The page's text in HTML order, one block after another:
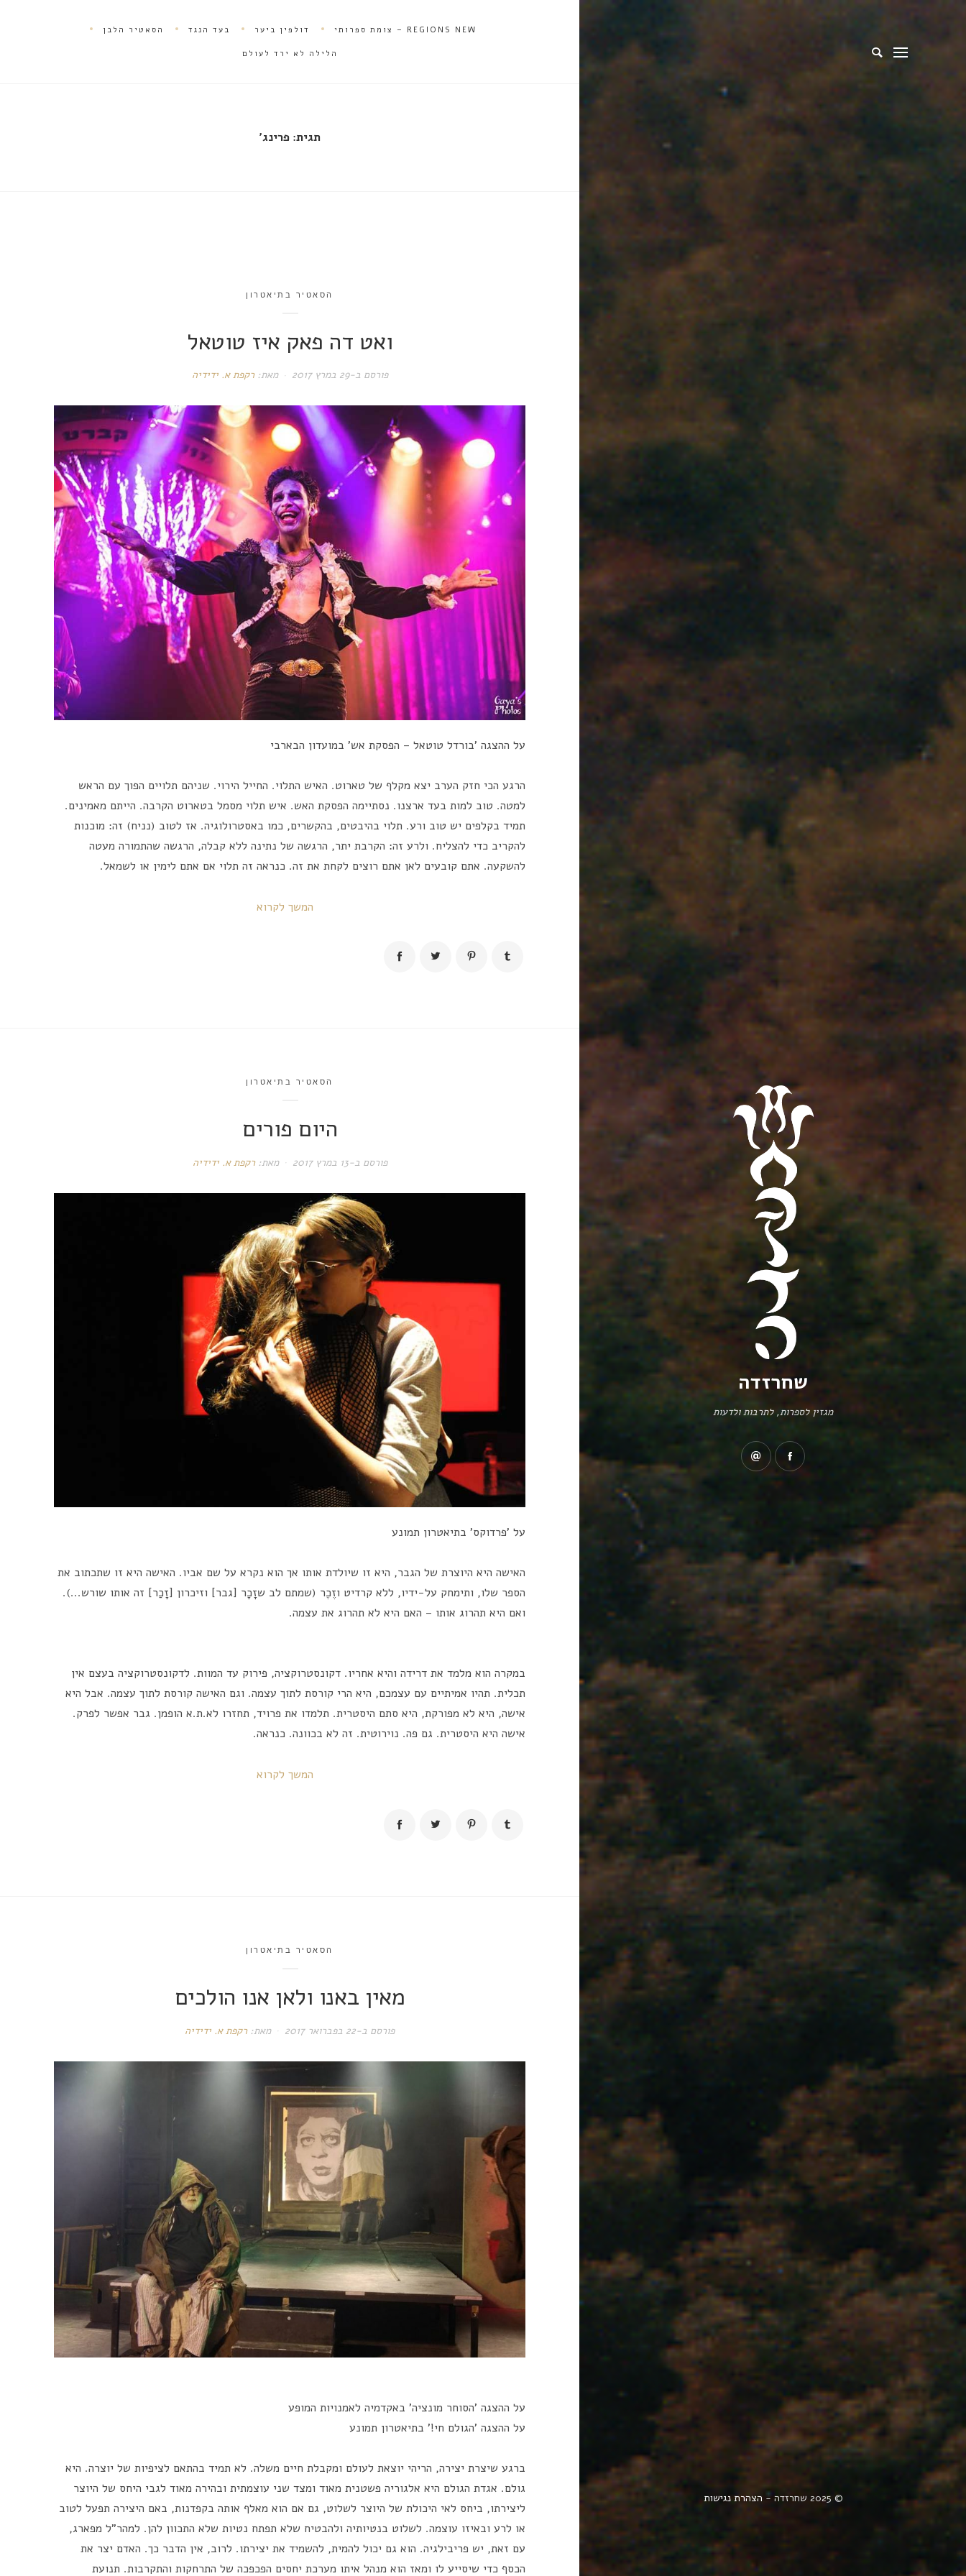
שחרזדה
מגזין לספרות, לתרבות ולדעות
© 2025 שחרזדה - הצהרת נגישות
REGIONS NEW – צומת ספרותי דולפין ביער בעד הנגד הסאטיר הלבן
הלילה לא ירד לעולם
תגית:פרינג'
הסאטיר בתיאטרון
ואט דה פאק איז טוטאל
פורסם ב-29 במרץ 2017 מאת:רקפת א. ידידיה
על ההצגה 'בורדל טוטאל – הפסקת אש' במועדון הבארבי
הרגע הכי חזק הערב יצא מקלף של טארוט. האיש התלוי. החייל הירוי. שניהם תלויים הפוך עם הראש
למטה. טוב למות בעד ארצנו. נסתיימה הפסקת האש. איש תלוי מסמל בטארוט הקרבה. הייתם מאמינים.
תמיד בקלפים יש טוב ורע. תלוי בהיבטים, בהקשרים, כמו באסטרולוגיה. אז לטוב (נניח) זה: מוכנות
להקריב כדי להצליח. ולרע זה: הקרבת יתר, הרגשה של נתינה ללא קבלה, הרגשה שהתמורה מעטה
להשקעה. אתם קובעים לאן אתם רוצים לקחת את זה. כנראה זה תלוי אם אתם לימין או לשמאל.
המשך לקרוא
הסאטיר בתיאטרון
היום פורים
פורסם ב-13 במרץ 2017 מאת:רקפת א. ידידיה
על 'פרדוקס' בתיאטרון תמונע
האישה היא היוצרת של הגבר, היא זו שיולדת אותו אך הוא נקרא על שם אביו. האישה היא זו שתכתוב את
הספר שלו, ותימחק על-ידיו, ללא קרדיט וזֶכֶר (שמתם לב שזָכָר [גבר] וזיכרון [זָכַר] זה אותו שורש...).
ואם היא תהרוג אותו – האם היא לא תהרוג את עצמה.
במקרה הוא מלמד את דרידה והיא אחריו. דקונסטרוקציה, פירוק עד המוות. לדקונסטרוקציה בעצם אין
תכלית. תהיו אמיתיים עם עצמכם, היא הרי קורסת לתוך עצמה. וגם האישה קורסת לתוך עצמה. אבל היא
אישה, היא לא מפורקת, היא סתם היסטרית. תלמדו את פרויד, תחזרו לא.ת.א הופמן. גבר אפשר לפרק.
אישה היא היסטרית. גם פה. נוירוטית. זה לא בכוונה. כנראה.
המשך לקרוא
הסאטיר בתיאטרון
מאין באנו ולאן אנו הולכים
פורסם ב-22 בפברואר 2017 מאת:רקפת א. ידידיה
על ההצגה 'הסוחר מונציה' באקדמיה לאמנויות המופע
על ההצגה 'הגולם חי!' בתיאטרון תמונע
ברגע שיצרת יצירה, הריהי יוצאת לעולם ומקבלת חיים משלה. לא תמיד בהתאם לציפיות של יוצרה. היא
גולם. אגדת הגולם היא אלגוריה פשטנית מאוד ומצד שני עוצמתית ובהירה מאוד לגבי היחס של היוצר
ליצירתו, ביחס לאי היכולת של היוצר לשלוט, גם אם הוא מאלף אותה בקפדנות, באם היצירה תפעל לטוב
או לרע ובאיזו עוצמה. לשלוט בנטיותיה ולהבטיח שלא תפתח נטיות שלא התכוון להן. למהר"ל מפארג,
עם זאת, יש פריבילגיה. הוא גם יכול להמית, להשמיד את יצירתו. לרוב, אין הדבר כך. האדם יצר את
הכסף כדי שיסייע לו ומאז הוא מנהל איתו מערכת יחסים הפכפכה של התרחקות והתקרבות. תנועת